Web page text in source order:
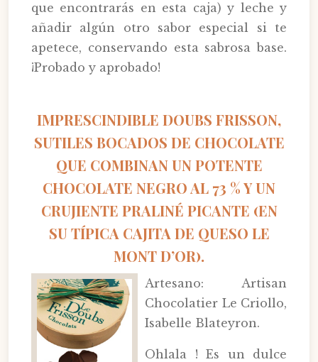
que encontrarás en esta caja) y leche y
añadir algún otro sabor especial si te
apetece, conservando esta sabrosa base.
¡Probado y aprobado!
IMPRESCINDIBLE DOUBS FRISSON,
SUTILES BOCADOS DE CHOCOLATE
QUE COMBINAN UN POTENTE
CHOCOLATE NEGRO AL 73 % Y UN
CRUJIENTE PRALINÉ PICANTE (EN
SU TÍPICA CAJITA DE QUESO LE
MONT D’OR).
Artesano: Artisan
Chocolatier Le Criollo,
Isabelle Blateyron.
Ohlala ! Es un dulce